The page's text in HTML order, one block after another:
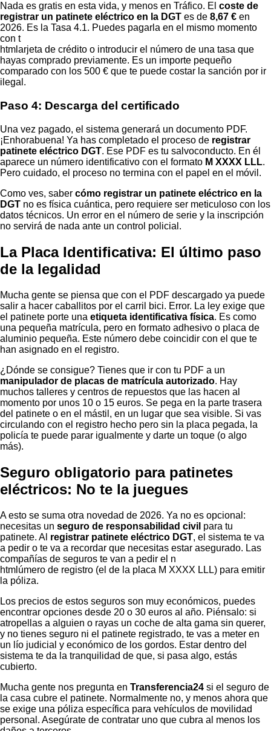
Nada es gratis en esta vida, y menos en Tráfico. El coste de
registrar un patinete eléctrico en la DGT es de 8,67 € en
2026. Es la Tasa 4.1. Puedes pagarla en el mismo momento
con t
htmlarjeta de crédito o introducir el número de una tasa que
hayas comprado previamente. Es un importe pequeño
comparado con los 500 € que te puede costar la sanción por ir
ilegal.
Paso 4: Descarga del certificado
Una vez pagado, el sistema generará un documento PDF.
¡Enhorabuena! Ya has completado el proceso de registrar
patinete eléctrico DGT. Ese PDF es tu salvoconducto. En él
aparece un número identificativo con el formato M XXXX LLL.
Pero cuidado, el proceso no termina con el papel en el móvil.
Como ves, saber cómo registrar un patinete eléctrico en la
DGT no es física cuántica, pero requiere ser meticuloso con los
datos técnicos. Un error en el número de serie y la inscripción
no servirá de nada ante un control policial.
La Placa Identificativa: El último paso
de la legalidad
Mucha gente se piensa que con el PDF descargado ya puede
salir a hacer caballitos por el carril bici. Error. La ley exige que
el patinete porte una etiqueta identificativa física. Es como
una pequeña matrícula, pero en formato adhesivo o placa de
aluminio pequeña. Este número debe coincidir con el que te
han asignado en el registro.
¿Dónde se consigue? Tienes que ir con tu PDF a un
manipulador de placas de matrícula autorizado. Hay
muchos talleres y centros de repuestos que las hacen al
momento por unos 10 o 15 euros. Se pega en la parte trasera
del patinete o en el mástil, en un lugar que sea visible. Si vas
circulando con el registro hecho pero sin la placa pegada, la
policía te puede parar igualmente y darte un toque (o algo
más).
Seguro obligatorio para patinetes
eléctricos: No te la juegues
A esto se suma otra novedad de 2026. Ya no es opcional:
necesitas un seguro de responsabilidad civil para tu
patinete. Al registrar patinete eléctrico DGT, el sistema te va
a pedir o te va a recordar que necesitas estar asegurado. Las
compañías de seguros te van a pedir el n
htmlúmero de registro (el de la placa M XXXX LLL) para emitir
la póliza.
Los precios de estos seguros son muy económicos, puedes
encontrar opciones desde 20 o 30 euros al año. Piénsalo: si
atropellas a alguien o rayas un coche de alta gama sin querer,
y no tienes seguro ni el patinete registrado, te vas a meter en
un lío judicial y económico de los gordos. Estar dentro del
sistema te da la tranquilidad de que, si pasa algo, estás
cubierto.
Mucha gente nos pregunta en Transferencia24 si el seguro de
la casa cubre el patinete. Normalmente no, y menos ahora que
se exige una póliza específica para vehículos de movilidad
personal. Asegúrate de contratar uno que cubra al menos los